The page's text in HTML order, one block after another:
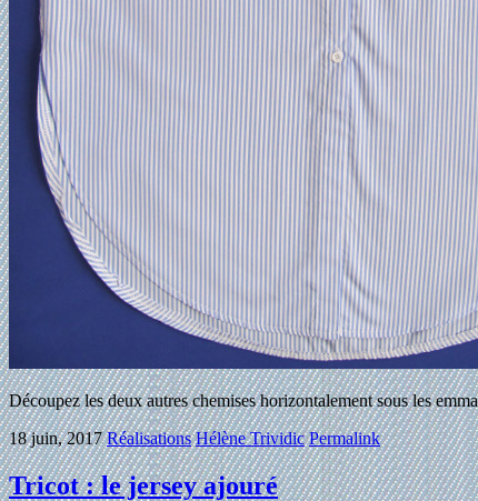
Découpez les deux autres chemises horizontalement sous les
18 juin, 2017 Réalisations Hélène Trividic Permalink
Tricot : le jersey ajouré